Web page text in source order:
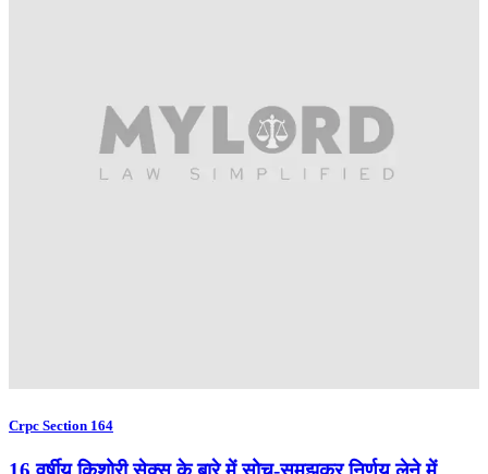
Crpc Section 164